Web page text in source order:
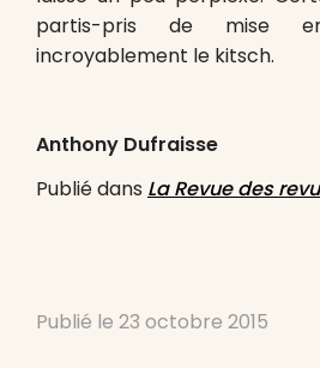
partis-pris de mise
incroyablement le kitsch.
Anthony Dufraisse
Publié dans La Revue des
Publié le 23 octobre 2015